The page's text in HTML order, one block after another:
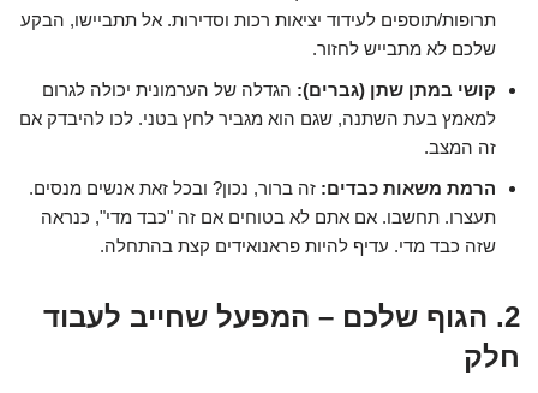
תרופות/תוספים לעידוד יציאות רכות וסדירות. אל תתביישו, הבקע
שלכם לא מתבייש לחזור.
קושי במתן שתן (גברים): הגדלה של הערמונית יכולה לגרום
למאמץ בעת השתנה, שגם הוא מגביר לחץ בטני. לכו להיבדק אם
זה המצב.
הרמת משאות כבדים: זה ברור, נכון? ובכל זאת אנשים מנסים.
תעצרו. תחשבו. אם אתם לא בטוחים אם זה "כבד מדי", כנראה
שזה כבד מדי. עדיף להיות פראנואידים קצת בהתחלה.
2. הגוף שלכם – המפעל שחייב לעבוד
חלק